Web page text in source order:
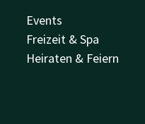
Events
Freizeit & Spa
Heiraten & Feiern